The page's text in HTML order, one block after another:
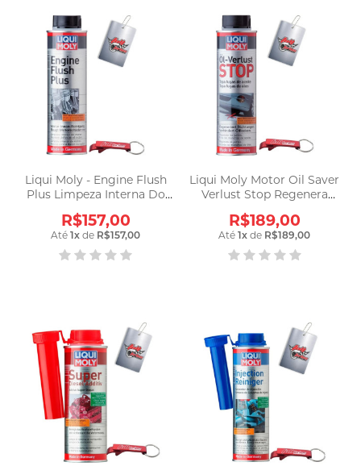
Liqui Moly - Engine Flush
Plus Limpeza Interna Do
R$157,00
Até1x de R$157,00
Liqui Moly Motor Oil Saver
Verlust Stop Regenera
R$189,00
Até1x de R$189,00